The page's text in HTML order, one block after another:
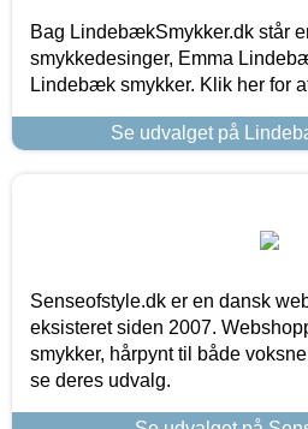
Bag LindebækSmykker.dk står
smykkedesinger, Emma
Lindebæk smykker. Klik her for
Se udvalget på
Senseofstyle.dk er en dansk
eksisteret siden 2007.
smykker, hårpynt til både
se deres udvalg.